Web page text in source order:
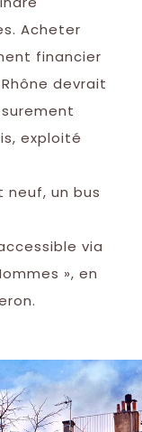
Acheter
financier
devrait
exploité
un bus
via
», en